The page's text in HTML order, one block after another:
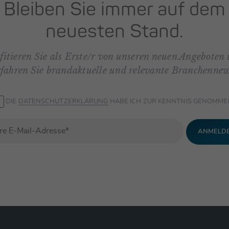
Bleiben Sie immer auf dem
neuesten Stand.
Sie als Erste/r von unseren neuen Angeboten
Sie brandaktuelle und relevante
DIE DATEN­SCHUTZ­ERKLÄRUNG HABE ICH ZUR KENNTNIS